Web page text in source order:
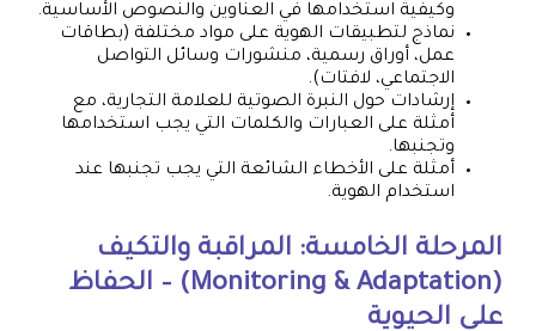
وكيفية استخدامها في العناوين والنصوص الأساسية.
نماذج لتطبيقات الهوية على مواد مختلفة (بطاقات
عمل، أوراق رسمية، منشورات وسائل التواصل
الاجتماعي، لافتات).
إرشادات حول النبرة الصوتية للعلامة التجارية، مع
أمثلة على العبارات والكلمات التي يجب استخدامها
وتجنبها.
أمثلة على الأخطاء الشائعة التي يجب تجنبها عند
استخدام الهوية.
المرحلة الخامسة: المراقبة والتكيف
(Monitoring & Adaptation) – الحفاظ
على الحيوية